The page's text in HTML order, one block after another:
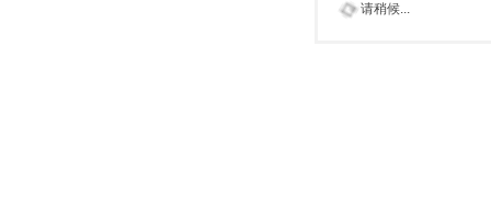
请稍候...